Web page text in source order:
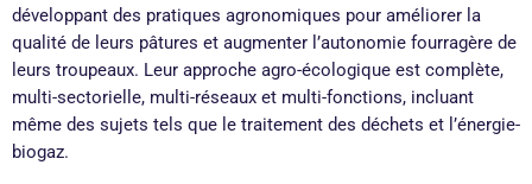
développant des pratiques agronomiques pour améliorer la
qualité de leurs pâtures et augmenter l’autonomie fourragère de
leurs troupeaux. Leur approche agro-écologique est complète,
multi-sectorielle, multi-réseaux et multi-fonctions, incluant
même des sujets tels que le traitement des déchets et l’énergie-
biogaz.